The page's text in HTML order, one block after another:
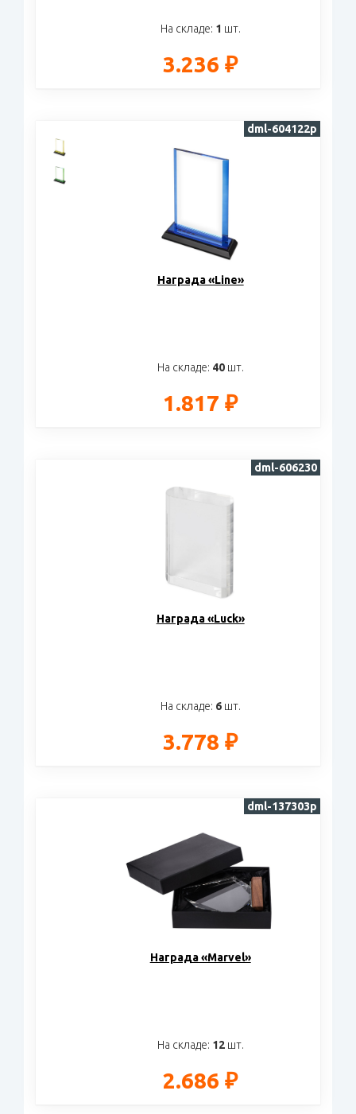
На складе: 1 шт.
3.236 ₽
Награда «Line»
На складе: 40шт.
1.817 ₽
dml-604122p
Награда «Luck»
На складе: 6шт.
3.778 ₽
dml-606230
Награда «Marvel»
На складе: 12шт.
2.686 ₽
dml-137303p